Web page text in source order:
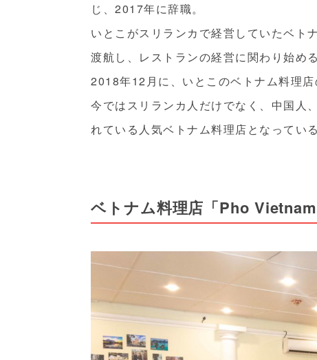
じ、2017年に辞職。
いとこがスリランカで経営していたベト
渡航し、レストランの経営に関わり始める
2018年12月に、いとこのベトナム料理店
今ではスリランカ人だけでなく、中国人
れている人気ベトナム料理店となっている
ベトナム料理店「Pho